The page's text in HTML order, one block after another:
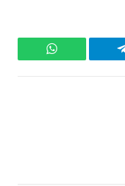
تيلقرام واتساب